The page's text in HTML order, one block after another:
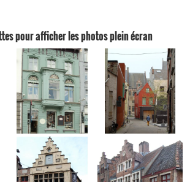
pour afficher les photos plein écran